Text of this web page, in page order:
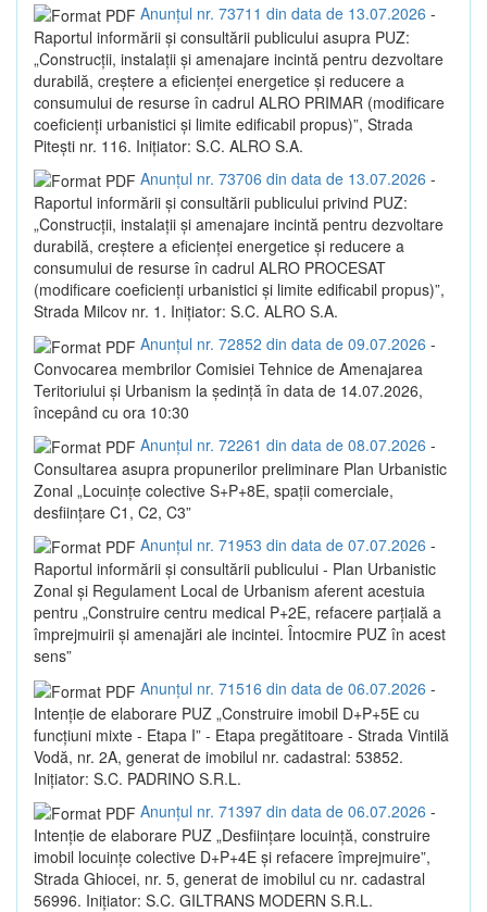
Anunțul nr. 73711 din data de 13.07.2026 -
Raportul informării și consultării publicului asupra PUZ:
„Construcții, instalații și amenajare incintă pentru dezvoltare
durabilă, creștere a eficienței energetice și reducere a
consumului de resurse în cadrul ALRO PRIMAR (modificare
coeficienți urbanistici și limite edificabil propus)”, Strada
Pitești nr. 116. Inițiator: S.C. ALRO S.A.
Anunțul nr. 73706 din data de 13.07.2026 -
Raportul informării și consultării publicului privind PUZ:
„Construcții, instalații și amenajare incintă pentru dezvoltare
durabilă, creștere a eficienței energetice și reducere a
consumului de resurse în cadrul ALRO PROCESAT
(modificare coeficienți urbanistici și limite edificabil propus)”,
Strada Milcov nr. 1. Inițiator: S.C. ALRO S.A.
Anunțul nr. 72852 din data de 09.07.2026 -
Convocarea membrilor Comisiei Tehnice de Amenajarea
Teritoriului și Urbanism la ședință în data de 14.07.2026,
începând cu ora 10:30
Anunțul nr. 72261 din data de 08.07.2026 -
Consultarea asupra propunerilor preliminare Plan Urbanistic
Zonal „Locuințe colective S+P+8E, spații comerciale,
desființare C1, C2, C3”
Anunțul nr. 71953 din data de 07.07.2026 -
Raportul informării și consultării publicului - Plan Urbanistic
Zonal și Regulament Local de Urbanism aferent acestuia
pentru „Construire centru medical P+2E, refacere parțială a
împrejmuirii și amenajări ale incintei. Întocmire PUZ în acest
sens”
Anunțul nr. 71516 din data de 06.07.2026 -
Intenție de elaborare PUZ „Construire imobil D+P+5E cu
funcțiuni mixte - Etapa I” - Etapa pregătitoare - Strada Vintilă
Vodă, nr. 2A, generat de imobilul nr. cadastral: 53852.
Inițiator: S.C. PADRINO S.R.L.
Anunțul nr. 71397 din data de 06.07.2026 -
Intenție de elaborare PUZ „Desființare locuință, construire
imobil locuințe colective D+P+4E și refacere împrejmuire”,
Strada Ghiocei, nr. 5, generat de imobilul cu nr. cadastral
56996. Inițiator: S.C. GILTRANS MODERN S.R.L.